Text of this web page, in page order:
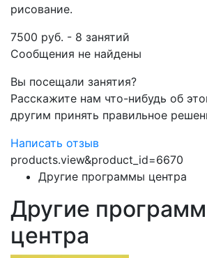
рисование.
7500 руб. - 8 занятий
Сообщения не найдены
Вы посещали занятия?
Расскажите нам что-нибудь об
другим принять правильное
Написать отзыв
products.view&product_id=6670
Другие программы центра
Другие
центра